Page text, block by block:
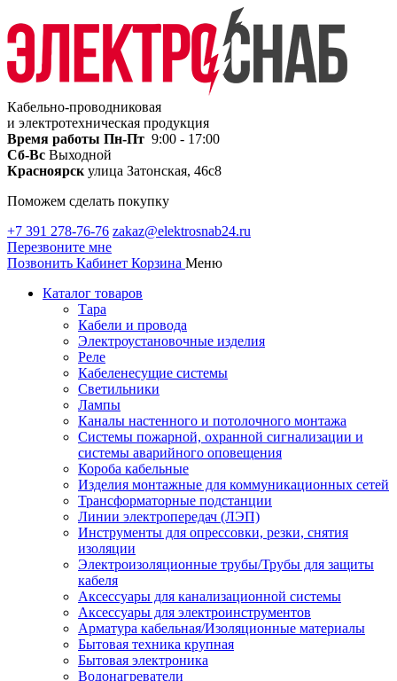
Кабельно-проводниковая
и электротехническая продукция
Время работы Пн-Пт 9:00 - 17:00
Сб-Вс Выходной
Красноярск улица Затонская, 46с8
Поможем сделать покупку
+7 391 278-76-76 zakaz@elektrosnab24.ru
Перезвоните мне
Позвонить Кабинет Корзина Меню
Каталог товаров
Тара
Кабели и провода
Электроустановочные изделия
Реле
Кабеленесущие системы
Светильники
Лампы
Каналы настенного и потолочного монтажа
Системы пожарной, охранной сигнализации и
системы аварийного оповещения
Короба кабельные
Изделия монтажные для коммуникационных сетей
Трансформаторные подстанции
Линии электропередач (ЛЭП)
Инструменты для опрессовки, резки, снятия
изоляции
Электроизоляционные трубы/Трубы для защиты
кабеля
Аксессуары для канализационной системы
Аксессуары для электроинструментов
Арматура кабельная/Изоляционные материалы
Бытовая техника крупная
Бытовая электроника
Водонагреватели